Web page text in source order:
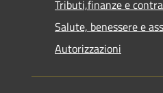
Tributi,finanze e
Salute, benessere e
Autorizzazioni